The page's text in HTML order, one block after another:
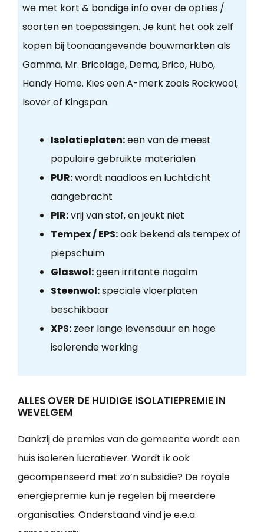
we met kort & bondige info over de opties /
soorten en toepassingen. Je kunt het ook zelf
kopen bij toonaangevende bouwmarkten als
Gamma, Mr. Bricolage, Dema, Brico, Hubo,
Handy Home. Kies een A-merk zoals Rockwool,
Isover of Kingspan.
Isolatieplaten:een van de meest
populaire gebruikte materialen
PUR:wordt naadloos en luchtdicht
aangebracht
PIR:vrij van stof, en jeukt niet
Tempex / EPS:ook bekend als tempex of
piepschuim
Glaswol:geen irritante nagalm
Steenwol:speciale vloerplaten
beschikbaar
XPS:zeer lange levensduur en hoge
isolerende werking
ALLES OVER DE HUIDIGE ISOLATIEPREMIE IN
WEVELGEM
Dankzij de premies van de gemeente wordt een
huis isoleren lucratiever. Wordt ik ook
gecompenseerd met zo’n subsidie? De royale
energiepremie kun je regelen bij meerdere
organisaties. Onderstaand vind je e.e.a.